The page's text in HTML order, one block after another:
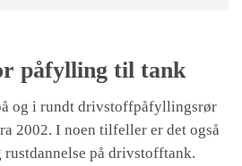
påfylling til tank
og i rundt drivstoffpåfyllingsrør
2002. I noen tilfeller er det også
på drivstofftank.